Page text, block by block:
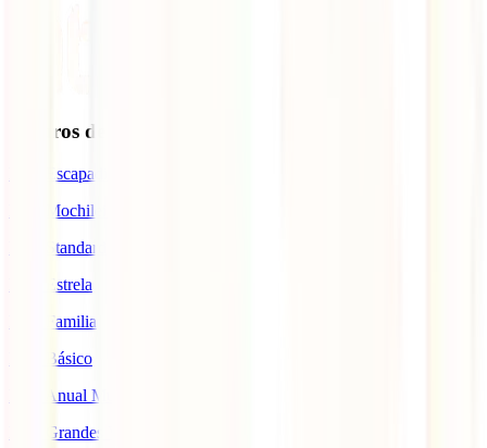
Seguros de Viagem
IATI Escapadinhas
IATI Mochileiro
IATI Standard
IATI Estrela
IATI Familia
IATI Básico
IATI Anual Multiviagem
IATI Grandes Viajantes